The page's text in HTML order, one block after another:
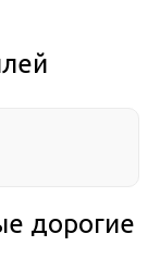
дорогие